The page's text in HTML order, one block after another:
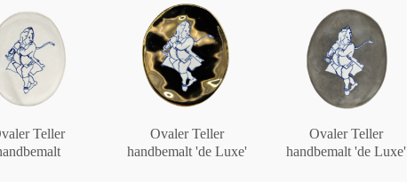
Alice
Teller
Ovaler Teller
handbemalt 'de Luxe'
Ovaler Teller
handbemalt 'de Luxe'